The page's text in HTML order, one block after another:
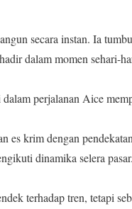
secara instan. Ia
dalam momen sehari-
perjalanan Aice
es krim dengan
dinamika selera pasar.
terhadap tren, tetapi